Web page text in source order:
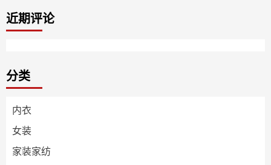
近期评论
分类
内衣
女装
家装家纺